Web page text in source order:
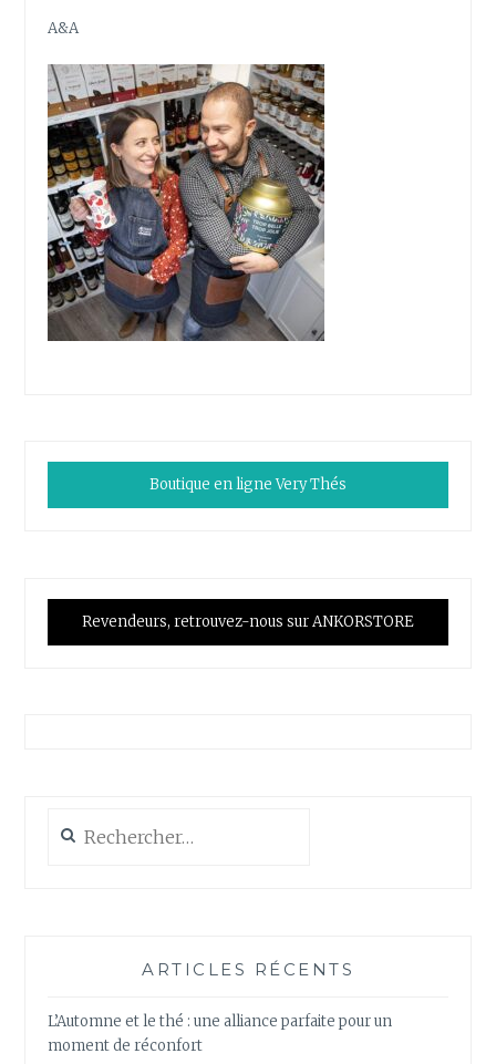
A&A
Boutique en ligne Very Thés
Revendeurs, retrouvez-nous sur ANKORSTORE
ARTICLES RÉCENTS
L’Automne et le thé : une alliance parfaite pour un
moment de réconfort